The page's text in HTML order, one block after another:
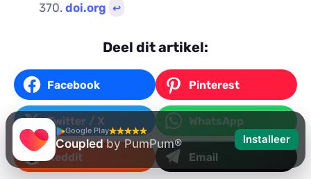
370. doi.org ↩︎
Deel dit artikel:
Facebook Pinterest
Twitter / X WhatsApp
Reddit Email
Google Play
Coupledby PumPum® Installeer